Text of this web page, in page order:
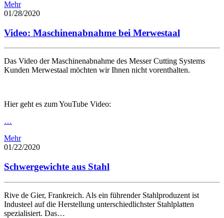
Mehr
01/28/2020
Video: Maschinenabnahme bei Merwestaal
Das Video der Maschinenabnahme des Messer Cutting Systems
Kunden Merwestaal möchten wir Ihnen nicht vorenthalten.
Hier geht es zum YouTube Video:
…
Mehr
01/22/2020
Schwergewichte aus Stahl
Rive de Gier, Frankreich. Als ein führender Stahlproduzent ist
Industeel auf die Herstellung unterschiedlichster Stahlplatten
spezialisiert. Das…